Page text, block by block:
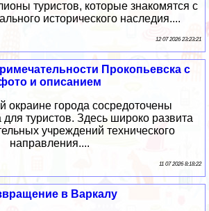
туристов, которые знакомятся с
исторического наследия....
12 07 2026 23:23:21
Прокопьевска с
и описанием
окраине города сосредоточены
туристов. Здесь широко развита
учреждений технического
направления....
11 07 2026 8:18:22
в Варкалу